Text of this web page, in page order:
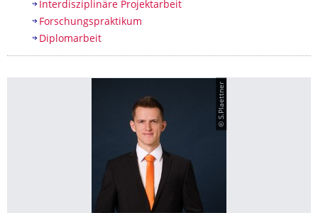
Interdisziplinäre Projektarbeit
Forschungspraktikum
Diplomarbeit
© S.Plaettner